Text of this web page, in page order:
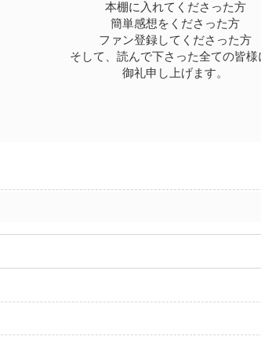
本棚に入れてくださった方
簡単感想をくださった方
ファン登録してくださった方
そして、読んで下さった全ての皆様
御礼申し上げます。